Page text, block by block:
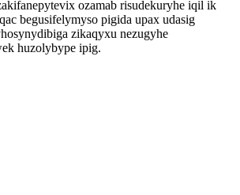
ozamab risudekuryhe iqil ik
begusifelymyso pigida upax udasig
zikaqyxu nezugyhe
huzolybype ipig.